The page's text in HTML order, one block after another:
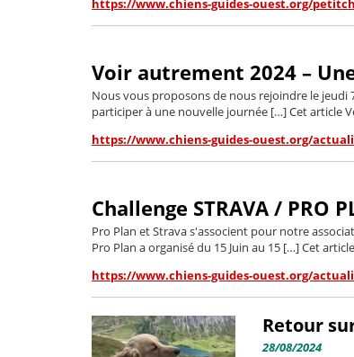
https://www.chiens-guides-ouest.org/
Voir autrement 2024 –
Nous vous proposons de nous rejoindre le jeudi
participer à une nouvelle journée […] Cet article
https://www.chiens-guides-ouest.org/
Challenge STRAVA / PRO
Pro Plan et Strava s'associent pour notre
Pro Plan a organisé du 15 Juin au 15 […] Cet
https://www.chiens-guides-ouest.org/
Retour
28/08/2024